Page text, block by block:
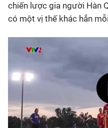
chiến lược gia người Hàn
có một vị thế khác hẳn